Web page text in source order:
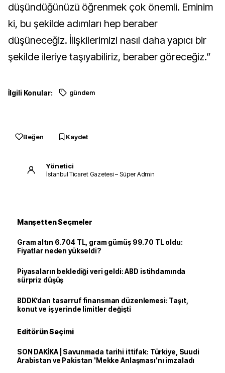
düşündüğünüzü öğrenmek çok önemli. Eminim
ki, bu şekilde adımları hep beraber
düşüneceğiz. İlişkilerimizi nasıl daha yapıcı bir
şekilde ileriye taşıyabiliriz, beraber göreceğiz.”
İlgili Konular: gündem
Beğen Kaydet
Yönetici
İstanbul Ticaret Gazetesi – Süper Admin
Manşetten Seçmeler
Gram altın 6.704 TL, gram gümüş 99.70 TL oldu:
Fiyatlar neden yükseldi?
Piyasaların beklediği veri geldi: ABD istihdamında
sürpriz düşüş
BDDK’dan tasarruf finansman düzenlemesi: Taşıt,
konut ve iş yerinde limitler değişti
Editörün Seçimi
SON DAKİKA | Savunmada tarihi ittifak: Türkiye, Suudi
Arabistan ve Pakistan 'Mekke Anlaşması'nı imzaladı